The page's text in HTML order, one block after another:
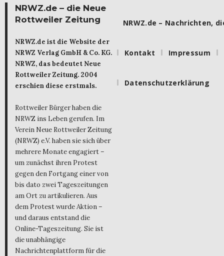
NRWZ.de – die Neue
Rottweiler Zeitung
NRWZ.de ist die Website der
NRWZ Verlag GmbH & Co. KG.
NRWZ, das bedeutet Neue
Rottweiler Zeitung. 2004
erschien diese erstmals.
Rottweiler Bürger haben die
NRWZ ins Leben gerufen. Im
Verein Neue Rottweiler Zeitung
(NRWZ) e.V. haben sie sich über
mehrere Monate engagiert –
um zunächst ihren Protest
gegen den Fortgang einer von
bis dato zwei Tageszeitungen
am Ort zu artikulieren. Aus
dem Protest wurde Aktion –
und daraus entstand die
Online-Tageszeitung. Sie ist
die unabhängige
Nachrichtenplattform für die
NRWZ.de – Nachrichten,
Kontakt Impressum
Datenschutzerklärung